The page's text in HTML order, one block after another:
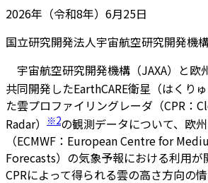
2026年（令和8年）6月25日
国立研究開発法人宇宙航空研究開発機
宇宙航空研究開発機構（JAXA）と欧
共同開発したEarthCARE衛星（はくりゅ
た雲プロファイリングレーダ（CPR：
Radar）
※2の観測データについて、欧
（ECMWF：European Centre for
Forecasts）の気象予報における利用が
CPRによって得られる雲の高さ方向の情